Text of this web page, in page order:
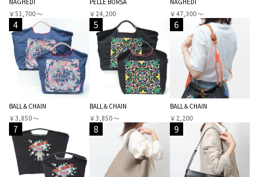
￥51,700 〜
￥24,200
￥47,300 〜
4
BALL＆CHAIN
￥3,850 〜
5
BALL＆CHAIN
￥3,850 〜
6
BALL＆CHAIN
￥2,200
7 8 9